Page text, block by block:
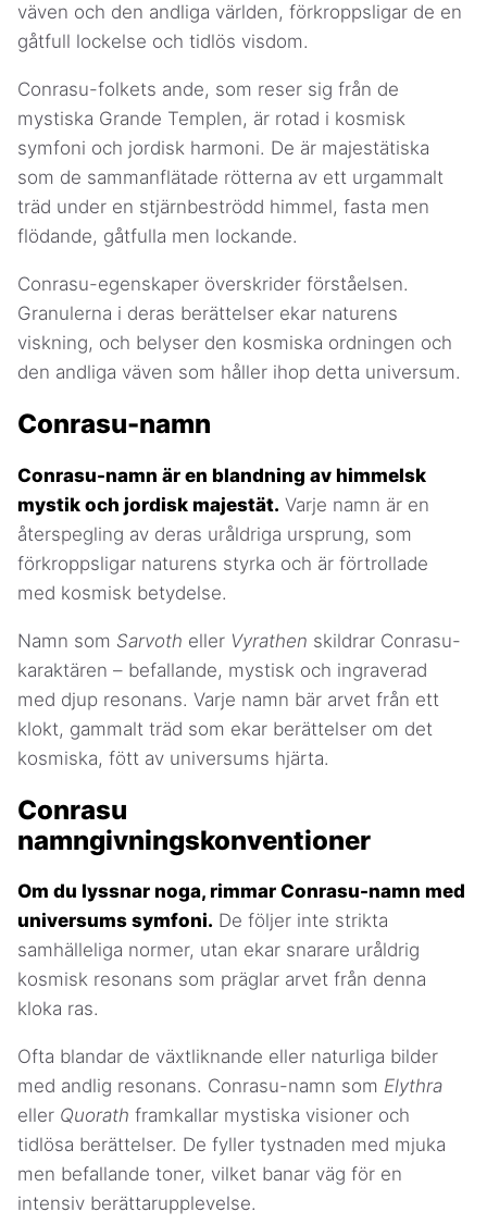
väven och den andliga världen, förkroppsligar de en
gåtfull lockelse och tidlös visdom.
Conrasu-folkets ande, som reser sig från de
mystiska Grande Templen, är rotad i kosmisk
symfoni och jordisk harmoni. De är majestätiska
som de sammanflätade rötterna av ett urgammalt
träd under en stjärnbeströdd himmel, fasta men
flödande, gåtfulla men lockande.
Conrasu-egenskaper överskrider förståelsen.
Granulerna i deras berättelser ekar naturens
viskning, och belyser den kosmiska ordningen och
den andliga väven som håller ihop detta universum.
Conrasu-namn
Conrasu-namn är en blandning av himmelsk
mystik och jordisk majestät. Varje namn är en
återspegling av deras uråldriga ursprung, som
förkroppsligar naturens styrka och är förtrollade
med kosmisk betydelse.
Namn som Sarvoth eller Vyrathen skildrar Conrasu-
karaktären – befallande, mystisk och ingraverad
med djup resonans. Varje namn bär arvet från ett
klokt, gammalt träd som ekar berättelser om det
kosmiska, fött av universums hjärta.
Conrasu
namngivningskonventioner
Om du lyssnar noga, rimmar Conrasu-namn med
universums symfoni. De följer inte strikta
samhälleliga normer, utan ekar snarare uråldrig
kosmisk resonans som präglar arvet från denna
kloka ras.
Ofta blandar de växtliknande eller naturliga bilder
med andlig resonans. Conrasu-namn som Elythra
eller Quorath framkallar mystiska visioner och
tidlösa berättelser. De fyller tystnaden med mjuka
men befallande toner, vilket banar väg för en
intensiv berättarupplevelse.